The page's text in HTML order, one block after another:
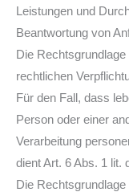
Leistungen und
Beantwortung von
Die
rechtlichen
Für den Fall, dass
Person oder einer
Verarbeitung
dient Art. 6 Abs. 1 lit.
Die